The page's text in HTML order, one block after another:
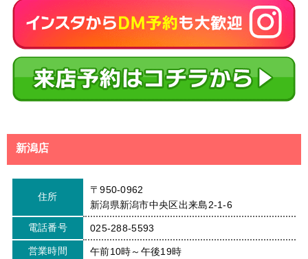
新潟店
住所
〒950-0962
新潟県新潟市中央区出来島2-1-6
電話番号 025-288-5593
営業時間 午前10時～午後19時